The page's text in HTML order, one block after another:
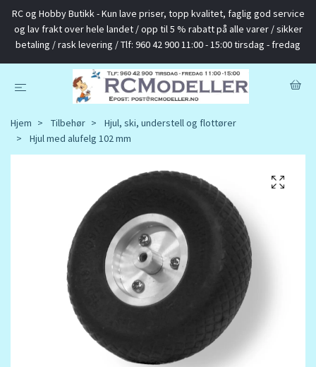
RC og Hobby Butikk - Kun lave priser, topp kvalitet, faglig god service
og lav frakt over hele landet / opp til 5 % rabatt på alle varer / sikker
betaling / rask levering / Tlf: 960 42 900 11:00 - 15:00 tirsdag - fredag
Hjem Tilbehør
Hjul, ski, understell og flottører
Hjul med alufelg 102 mm